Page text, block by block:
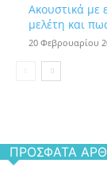
Ακουστικά με
μελέτη και
20 Φεβρουαρίου
ΠΡΌΣΦΑΤΑ